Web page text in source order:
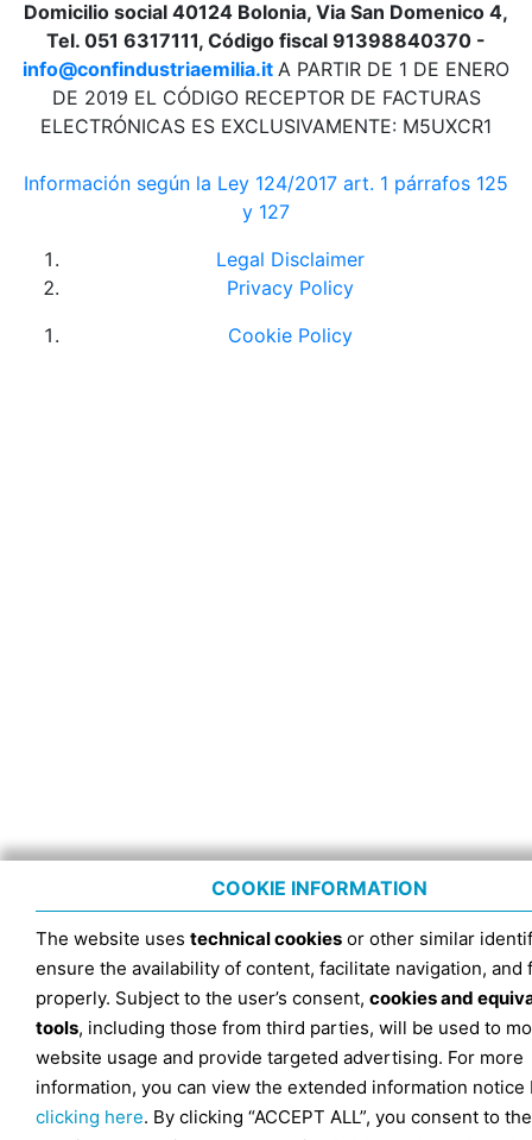
Domicilio social 40124 Bolonia, Via San Domenico 4,
Tel. 051 6317111, Código fiscal 91398840370 -
info@confindustriaemilia.it A PARTIR DE 1 DE ENERO
DE 2019 EL CÓDIGO RECEPTOR DE FACTURAS
ELECTRÓNICAS ES EXCLUSIVAMENTE: M5UXCR1
Información según la Ley 124/2017 art. 1 párrafos 125
y 127
Legal Disclaimer
Privacy Policy
Cookie Policy
COOKIE INFORMATION
The website uses technical cookies or other similar
ensure the availability of content, facilitate navigation, and
properly. Subject to the user’s consent, cookies and
tools, including those from third parties, will be used to
website usage and provide targeted advertising. For more
information, you can view the extended information notice
clicking here. By clicking “ACCEPT ALL”, you consent to